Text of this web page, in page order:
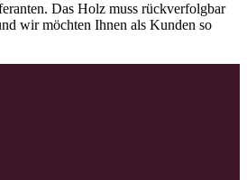
Das Holz muss rückverfolgbar
wir möchten Ihnen als Kunden so